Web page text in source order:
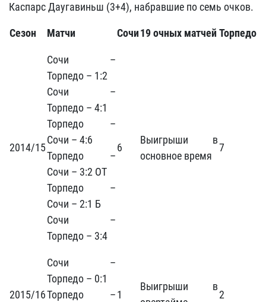
Каспарс Даугавиньш (3+4), набравшие по семь очков.
Сезон Матчи Сочи19очных матчей Торпедо
2014/15
Сочи –
Торпедо – 1:2
Сочи –
Торпедо – 4:1
Торпедо –
Сочи – 4:6
Торпедо –
Сочи – 3:2 ОТ
Торпедо –
Сочи – 2:1 Б
Сочи –
Торпедо – 3:4
6
Выигрыши в
основное время
7
2015/16
Сочи –
Торпедо – 0:1
Торпедо –1
Выигрыши в
2